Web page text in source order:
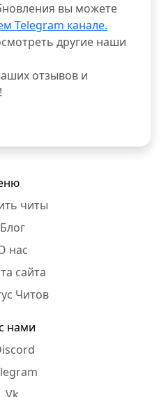
вы можете
Telegram канале.
другие наши
отзывов и
читы
Блог
нас
сайта
Читов
нами